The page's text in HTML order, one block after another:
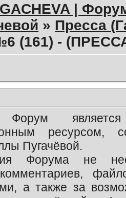
|
» Пресса
(161) -
Форум является
ресурсом,
Пугачёвой.
Форума не
а также за